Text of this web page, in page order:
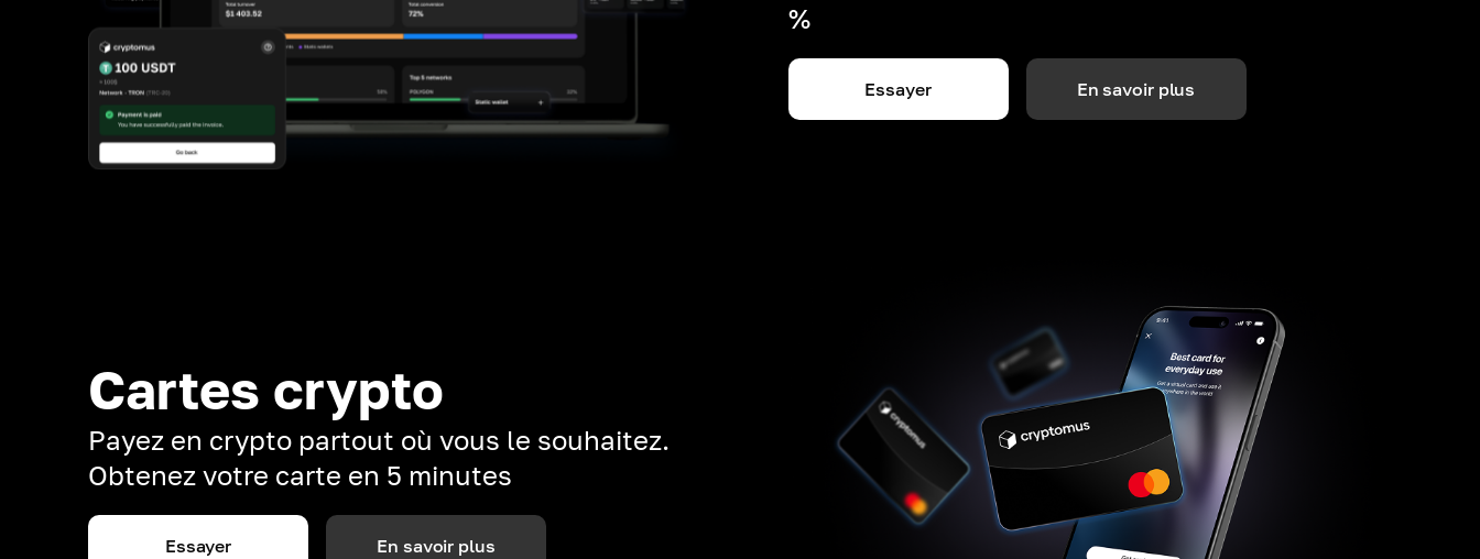
%
Essayer En savoir plus
Cartes crypto
Payez en crypto partout où vous le souhaitez.
Obtenez votre carte en 5 minutes
Essayer En savoir plus